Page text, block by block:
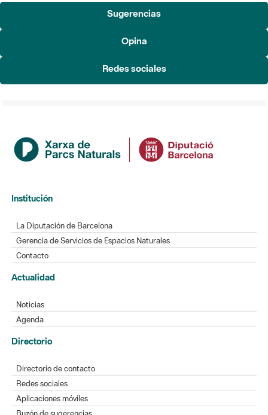
Sugerencias
Opina
Redes sociales
Institución
La Diputación de Barcelona
Gerencia de Servicios de Espacios Naturales
Contacto
Actualidad
Noticias
Agenda
Directorio
Directorio de contacto
Redes sociales
Aplicaciones móviles